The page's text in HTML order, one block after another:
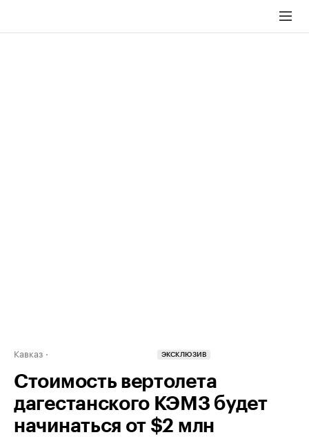
Кавказ ЭКСКЛЮЗИВ
Стоимость вертолета
дагестанского КЭМЗ будет
начинаться от $2 млн